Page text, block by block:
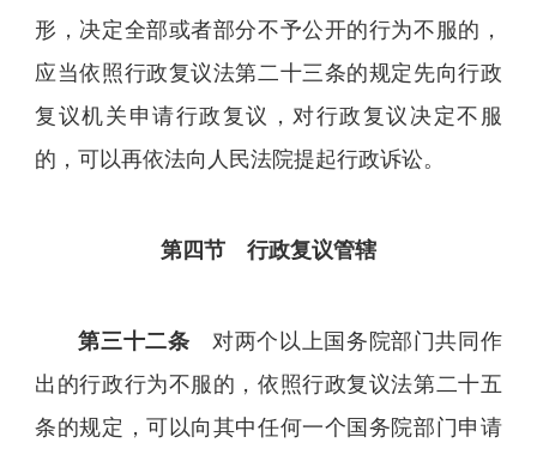
形，决定全部或者部分不予公开的行为不服的，
应当依照行政复议法第二十三条的规定先向行政
复议机关申请行政复议，对行政复议决定不服
的，可以再依法向人民法院提起行政诉讼。
第四节 行政复议管辖
第三十二条 对两个以上国务院部门共同作
出的行政行为不服的，依照行政复议法第二十五
条的规定，可以向其中任何一个国务院部门申请